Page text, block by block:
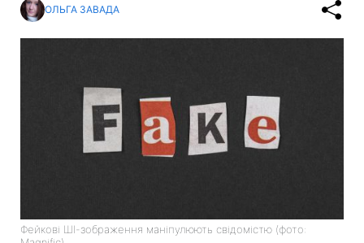
ОЛЬГА ЗАВАДА
Фейкові ШІ-зображення маніпулюють свідомістю (фото: